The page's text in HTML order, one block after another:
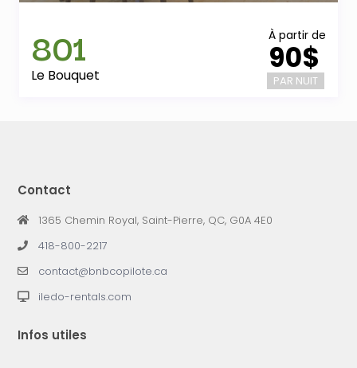
À partir de
90$
PAR NUIT
801
Le Bouquet
Contact
1365 Chemin Royal, Saint-Pierre, QC, G0A 4E0
418-800-2217
contact@bnbcopilote.ca
iledo-rentals.com
Infos utiles